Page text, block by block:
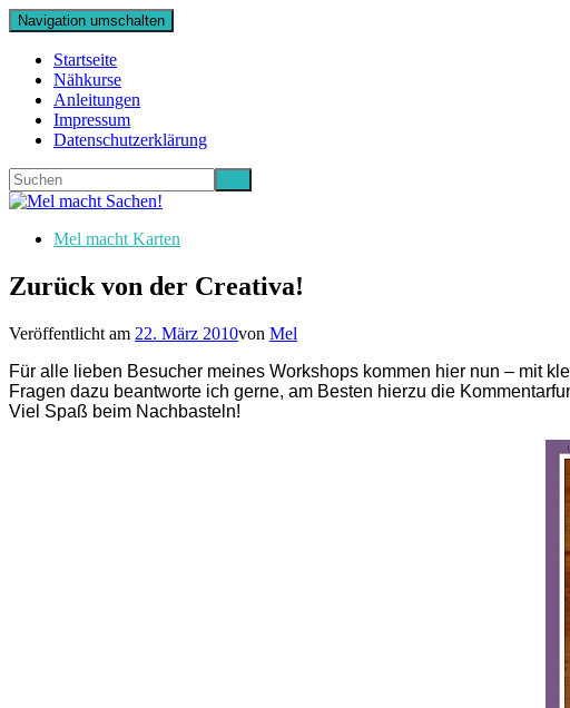
Navigation umschalten
Startseite
Nähkurse
Anleitungen
Impressum
Datenschutzerklärung
Mel macht Karten
Zurück von der Creativa!
Veröffentlicht am 22. März 2010von Mel
Für alle lieben Besucher meines Workshops kommen hier nun – mit
Fragen dazu beantworte ich gerne, am Besten hierzu die
Viel Spaß beim Nachbasteln!